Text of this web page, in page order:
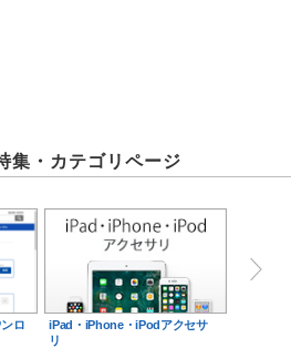
集・カテゴリページ
ロ
iPad・iPhone・iPodアクセサ
リ